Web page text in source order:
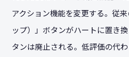
アクション機能を変更する。従
ップ）」ボタンがハートに置き
タンは廃止される。低評価の代